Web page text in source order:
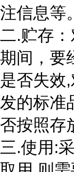
注信息等。
二.贮存
期间，要
是否失效
发的标准
否按照存
三.使用: